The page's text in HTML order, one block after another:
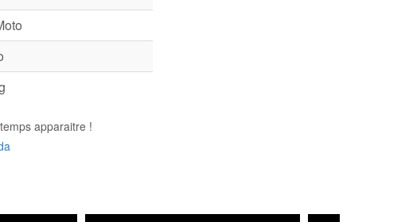
apparaitre !